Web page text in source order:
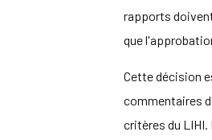
rapports
que
Cette décision
commentaires
critères du